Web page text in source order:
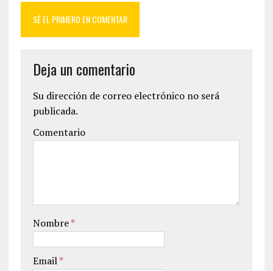
SÉ EL PRIMERO EN COMENTAR
Deja un comentario
Su dirección de correo electrónico no será
publicada.
Comentario
Nombre*
Email*